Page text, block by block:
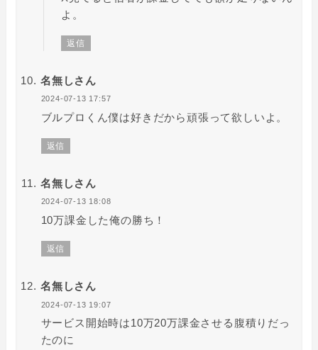
よ。
返信
名無しさん
2024-07-13 17:57
ブルプロくん僕は好きだから頑張って欲しいよ。
返信
名無しさん
2024-07-13 18:08
10万課金した俺の勝ち！
返信
名無しさん
2024-07-13 19:07
サービス開始時は10万20万課金させる腹積りだっ
たのに